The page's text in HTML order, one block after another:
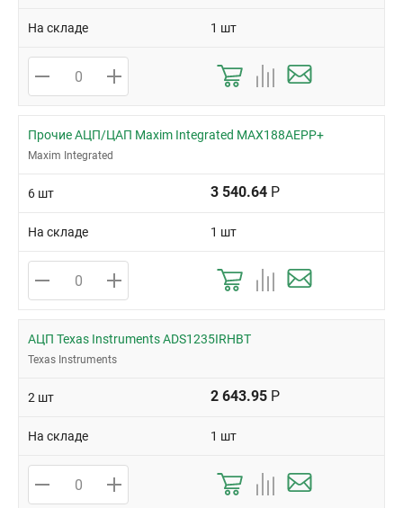
На складе 1 шт
Прочие АЦП/ЦАП Maxim Integrated MAX188AEPP+
Maxim Integrated
6 шт 3 540.64 Р
На складе 1 шт
АЦП Texas Instruments ADS1235IRHBT
Texas Instruments
2 шт 2 643.95 Р
На складе 1 шт